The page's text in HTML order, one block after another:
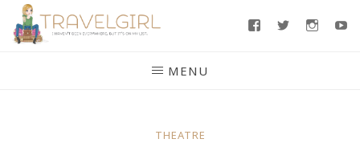
Skip
FacebookTwitter
MENU
THEATRE